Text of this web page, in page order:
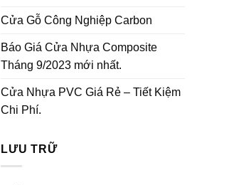
Cửa Gỗ Công Nghiệp Carbon
Báo Giá Cửa Nhựa Composite
Tháng 9/2023 mới nhất.
Cửa Nhựa PVC Giá Rẻ – Tiết Kiệm
Chi Phí.
LƯU TRỮ